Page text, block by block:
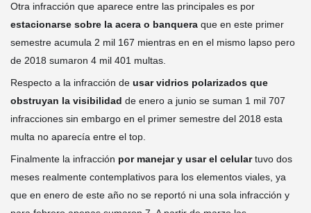
Otra infracción que aparece entre las principales es por
estacionarse sobre la acera o banqueraque en este primer
semestre acumula 2 mil 167 mientras en en el mismo lapso pero
de 2018 sumaron 4 mil 401 multas.
Respecto a la infracción de usar vidrios polarizados que
obstruyan la visibilidad de enero a junio se suman 1 mil 707
infracciones sin embargo en el primer semestre del 2018 esta
multa no aparecía entre el top.
Finalmente la infracción por manejar y usar el celulartuvo dos
meses realmente contemplativos para los elementos viales, ya
que en enero de este año no se reportó ni una sola infracción y